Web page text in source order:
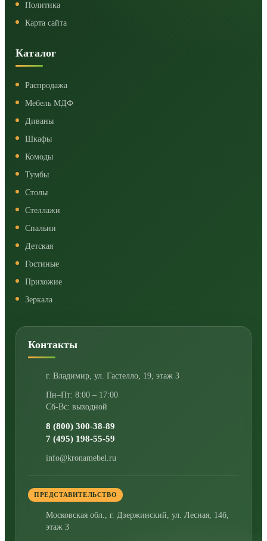
Политика
Карта сайта
Каталог
Распродажа
Мебель МДФ
Диваны
Шкафы
Комоды
Тумбы
Столы
Стеллажи
Спальни
Детская
Гостиные
Прихожие
Зеркала
Контакты
г. Владимир, ул. Гастелло, 19, этаж 3
Пн–Пт: 8:00 – 17:00
Сб-Вс: выходной
8 (800) 300-38-89
7 (495) 198-55-59
info@kronamebel.ru
ПРЕДСТАВИТЕЛЬСТВО
Московская обл., г. Дзержинский, ул. Лесная, 14б,
этаж 3